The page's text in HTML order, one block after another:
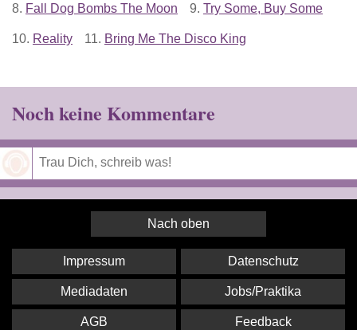
8. Fall Dog Bombs The Moon 9. Try Some, Buy Some
10. Reality 11. Bring Me The Disco King
Noch keine Kommentare
Nach oben
Impressum Datenschutz
Mediadaten Jobs/Praktika
AGB Feedback